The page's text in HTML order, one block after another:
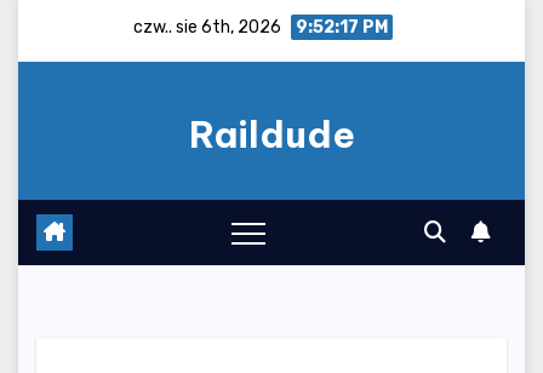
czw.. sie 6th, 2026 9:52:18 PM
Raildude